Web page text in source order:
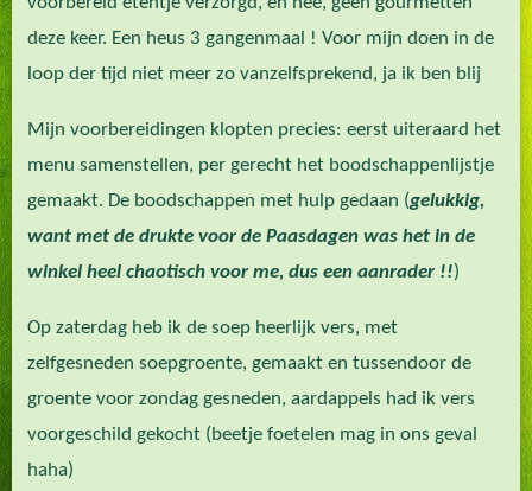
deze keer. Een heus 3 gangenmaal ! Voor mijn doen in de
loop der tijd niet meer zo vanzelfsprekend, ja ik ben blij
Mijn voorbereidingen klopten precies: eerst uiteraard het
menu samenstellen, per gerecht het boodschappenlijstje
gemaakt. De boodschappen met hulp gedaan (gelukkig,
want met de drukte voor de Paasdagen was het in de
winkel heel chaotisch voor me, dus een aanrader !!)
Op zaterdag heb ik de soep heerlijk vers, met
zelfgesneden soepgroente, gemaakt en tussendoor de
groente voor zondag gesneden, aardappels had ik vers
voorgeschild gekocht (beetje foetelen mag in ons geval
haha)